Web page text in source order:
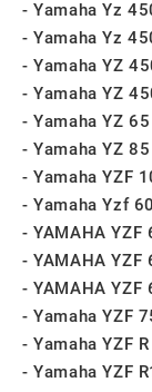
Yamaha Yz
Yamaha Yz
Yamaha YZ
Yamaha YZ
Yamaha YZ 65
Yamaha YZ
Yamaha YZF
Yamaha Yzf
YAMAHA
YAMAHA
YAMAHA YZF
Yamaha YZF
Yamaha YZF
Yamaha YZF